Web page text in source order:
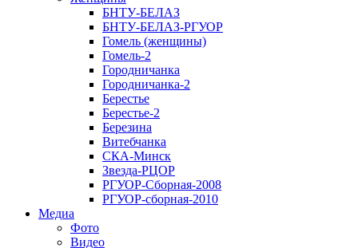
БНТУ-БЕЛАЗ
БНТУ-БЕЛАЗ-РГУОР
Гомель (женщины)
Гомель-2
Городничанка
Городничанка-2
Берестье
Берестье-2
Березина
Витебчанка
СКА-Минск
Звезда-РЦОР
РГУОР-Сборная-2008
РГУОР-сборная-2010
Медиа
Фото
Видео